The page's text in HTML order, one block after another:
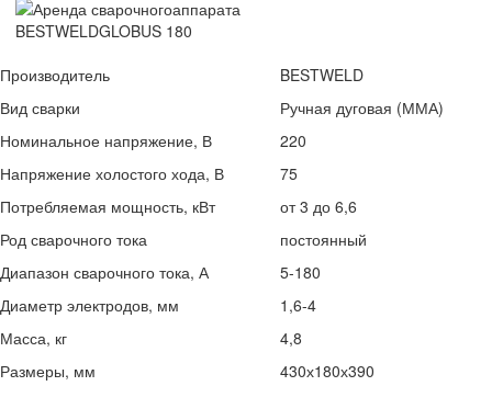
Производитель
BESTWELD
Вид сварки
Ручная дуговая (ММА)
Номинальное напряжение, В
220
Напряжение холостого хода, В
75
Потребляемая мощность, кВт
от 3 до 6,6
Род сварочного тока
постоянный
Диапазон сварочного тока, А
5-180
Диаметр электродов, мм
1,6-4
Масса, кг
4,8
Размеры, мм
430х180х390